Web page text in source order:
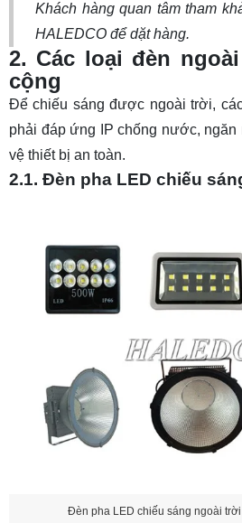
Khách hàng quan tâm tham
HALEDCO để dặt hàng.
2. Các loại đèn
cộng
Để chiếu sáng được ngoài trời,
phải đáp ứng
IP chống nước, ngăn
vệ thiết bị an toàn.
2.1. Đèn pha LED chiếu
Đèn pha LED chiếu sáng ngoài